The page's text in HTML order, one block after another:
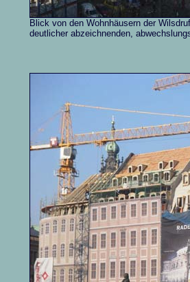
Blick von den Wohnhäusern der
deutlicher abzeichnenden,